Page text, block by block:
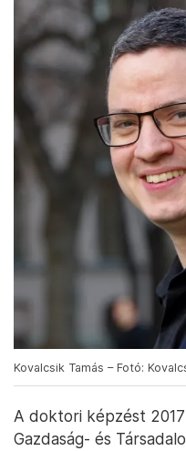
Kovalcsik Tamás – Fotó:
A doktori képzést
Gazdaság- és